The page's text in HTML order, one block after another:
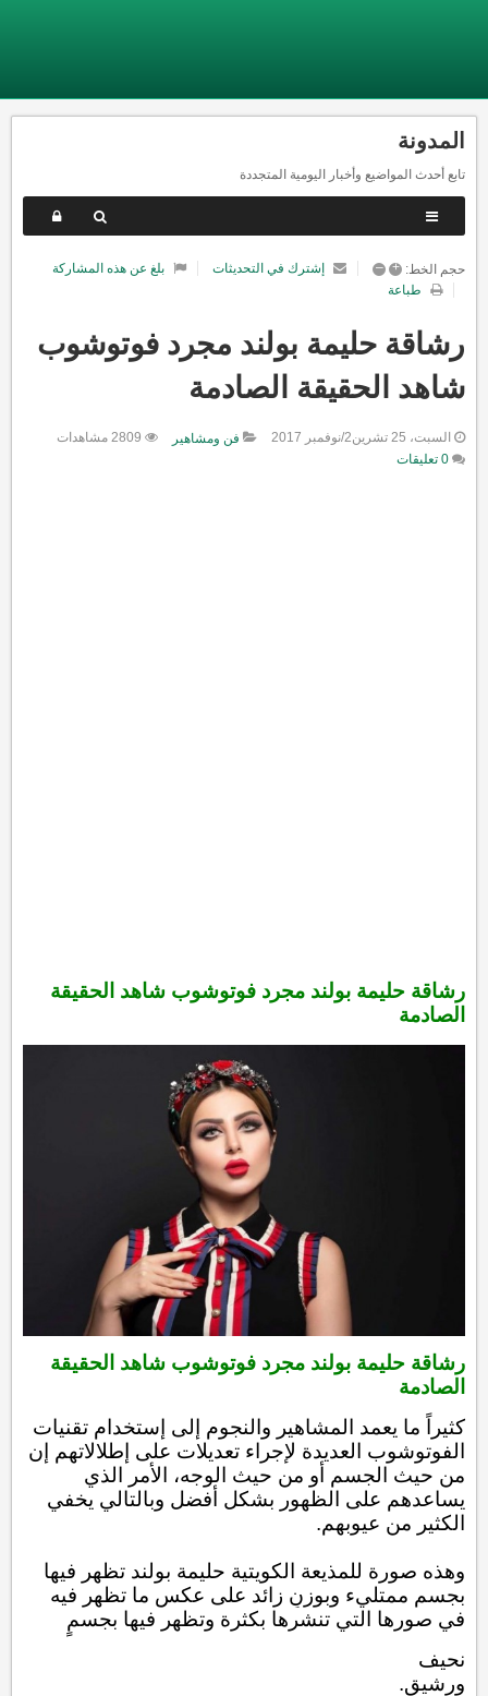
المدونة
تابع أحدث المواضيع وأخبار اليومية المتجددة
حجم الخط: +
– إشترك في التحديثات
بلغ عن هذه المشاركة
طباعة
رشاقة حليمة بولند مجرد فوتوشوب
شاهد الحقيقة الصادمة
السبت، 25 تشرين2/نوفمبر 2017 فن ومشاهير
0 تعليقات
رشاقة حليمة بولند مجرد فوتوشوب شاهد الحقيقة
الصادمة
رشاقة حليمة بولند مجرد فوتوشوب شاهد الحقيقة
الصادمة
كثيراً ما يعمد المشاهير والنجوم إلى إستخدام تقنيات
الفوتوشوب العديدة لإجراء تعديلات على إطلالاتهم إن
من حيث الجسم أو من حيث الوجه، الأمر الذي
يساعدهم على الظهور بشكل أفضل وبالتالي يخفي
الكثير من عيوبهم.
وهذه صورة للمذيعة الكويتية ​حليمة بولند​ تظهر فيها
بجسمٍ ممتليء وبوزنٍ زائد على عكس ما تظهر فيه
في صورها التي تنشرها بكثرة وتظهر فيها بجسمٍ
نحيف
ورشيق.